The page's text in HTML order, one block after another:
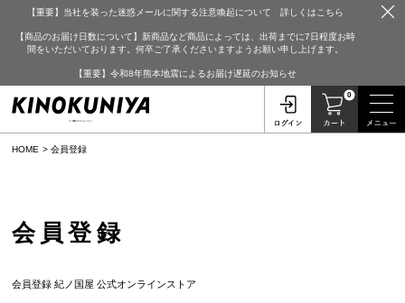
【重要】当社を装った迷惑メールに関する注意喚起について 詳しくはこちら
【商品のお届け日数について】新商品など商品によっては、出荷までに7日程度お時
間をいただいております。何卒ご了承くださいますようお願い申し上げます。
【重要】令和8年熊本地震によるお届け遅延のお知らせ
0
HOME 会員登録
会員登録
会員登録 紀ノ国屋 公式オンラインストア